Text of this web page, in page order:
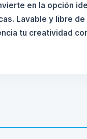
en la opción
Lavable y libre
tu creatividad